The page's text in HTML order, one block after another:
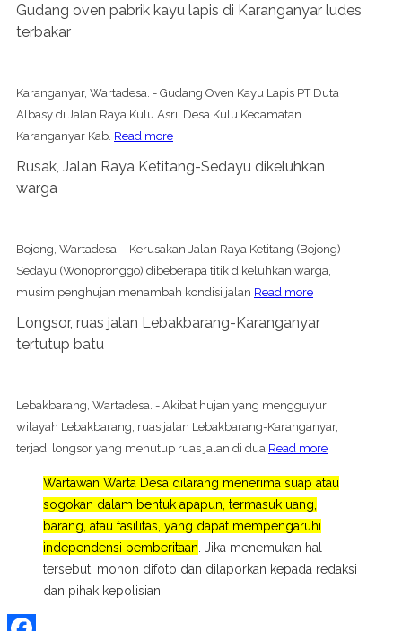
Gudang oven pabrik kayu lapis di Karanganyar ludes
terbakar
Karanganyar, Wartadesa. - Gudang Oven Kayu Lapis PT Duta
Albasy di Jalan Raya Kulu Asri, Desa Kulu Kecamatan
Karanganyar Kab. Read more
Rusak, Jalan Raya Ketitang-Sedayu dikeluhkan
warga
Bojong, Wartadesa. - Kerusakan Jalan Raya Ketitang (Bojong) -
Sedayu (Wonopronggo) dibeberapa titik dikeluhkan warga,
musim penghujan menambah kondisi jalan Read more
Longsor, ruas jalan Lebakbarang-Karanganyar
tertutup batu
Lebakbarang, Wartadesa. - Akibat hujan yang mengguyur
wilayah Lebakbarang, ruas jalan Lebakbarang-Karanganyar,
terjadi longsor yang menutup ruas jalan di dua Read more
Wartawan Warta Desa dilarang menerima suap atau
sogokan dalam bentuk apapun, termasuk uang,
barang, atau fasilitas, yang dapat mempengaruhi
independensi pemberitaan . Jika menemukan hal
tersebut, mohon difoto dan dilaporkan kepada redaksi
dan pihak kepolisian